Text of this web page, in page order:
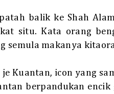
balik ke Shah
situ. Kata orang
semula makanya
je Kuantan, icon yang
berpandukan encik